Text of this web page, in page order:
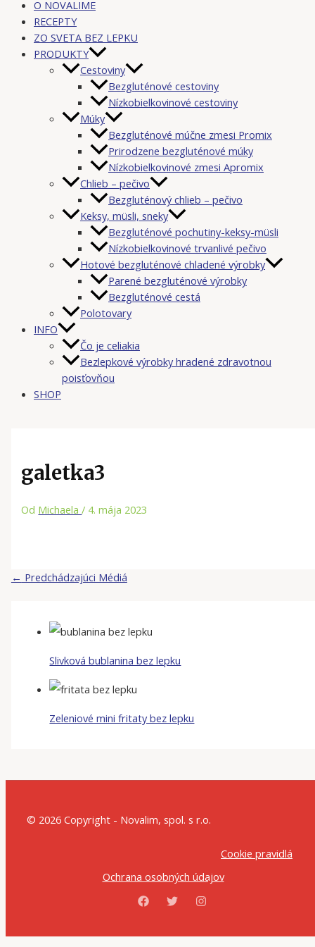
O NOVALIME
RECEPTY
ZO SVETA BEZ LEPKU
PRODUKTY
Cestoviny
Bezgluténové cestoviny
Nízkobielkovinové cestoviny
Múky
Bezgluténové múčne zmesi Promix
Prirodzene bezgluténové múky
Nízkobielkovinové zmesi Apromix
Chlieb – pečivo
Bezgluténový chlieb – pečivo
Keksy, müsli, sneky
Bezgluténové pochutiny-keksy-müsli
Nízkobielkovinové trvanlivé pečivo
Hotové bezgluténové chladené výrobky
Parené bezgluténové výrobky
Bezgluténové cestá
Polotovary
INFO
Čo je celiakia
Bezlepkové výrobky hradené zdravotnou
poisťovňou
SHOP
galetka3
Od Michaela/ 4. mája 2023
← Predchádzajúci Médiá
Slivková bublanina bez lepku
Zeleniové mini fritaty bez lepku
© 2026 Copyright - Novalim, spol. s r.o.
Cookie pravidlá
Ochrana osobných údajov